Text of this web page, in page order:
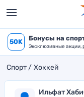
50K Бонусы на
Эксклюзивные акции,
Спорт Хоккей
Ильфат